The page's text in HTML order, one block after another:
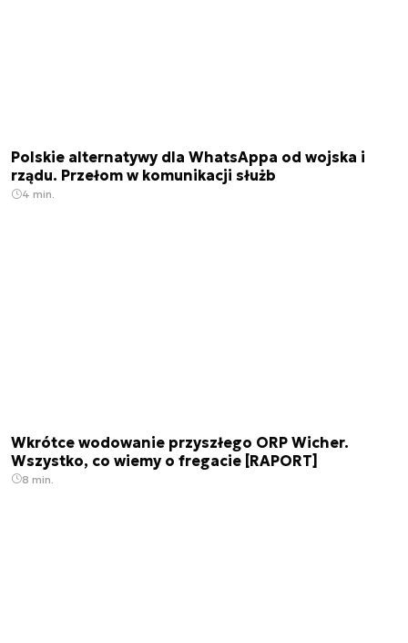
Polskie alternatywy dla WhatsAppa od wojska i
rządu. Przełom w komunikacji służb
4 min.
Wkrótce wodowanie przyszłego ORP Wicher.
Wszystko, co wiemy o fregacie [RAPORT]
8 min.